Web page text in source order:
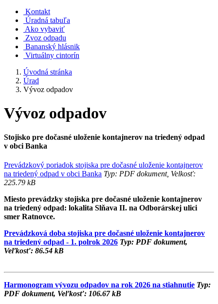
Kontakt
Úradná tabuľa
Ako vybaviť
Zvoz odpadu
Bananský hlásnik
Virtuálny cintorín
Úvodná stránka
Úrad
Vývoz odpadov
Vývoz odpadov
Stojisko pre dočasné uloženie kontajnerov na triedený odpad
v obci Banka
Prevádzkový poriadok stojiska pre dočasné uloženie kontajnerov
na triedený odpad v obci Banka Typ: PDF dokument, Velkosť:
225.79 kB
Miesto prevádzky stojiska pre dočasné uloženie kontajnerov
na triedený odpad: lokalita Slňava II. na Odborárskej ulici
smer Ratnovce.
Prevádzková doba stojiska pre dočasné uloženie kontajnerov
na triedený odpad - 1. polrok 2026 Typ: PDF dokument,
Veľkosť: 86.54 kB
Harmonogram vývozu odpadov na rok 2026 na stiahnutie Typ:
PDF dokument, Veľkosť: 106.67 kB